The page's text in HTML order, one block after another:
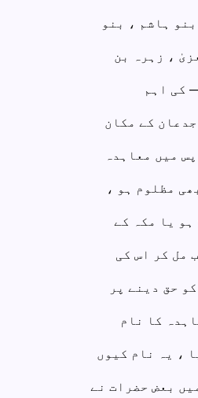
ہاشم ، بنو
، زہرہ بن
کی اہم
کے مکان
میں معاہدہ
مظلوم ہو ،
ہو یا مکہ کے
مل کر اس کی
حق دینے پر
کا نام
، یہ نام کیوں
بعض حضرات نے